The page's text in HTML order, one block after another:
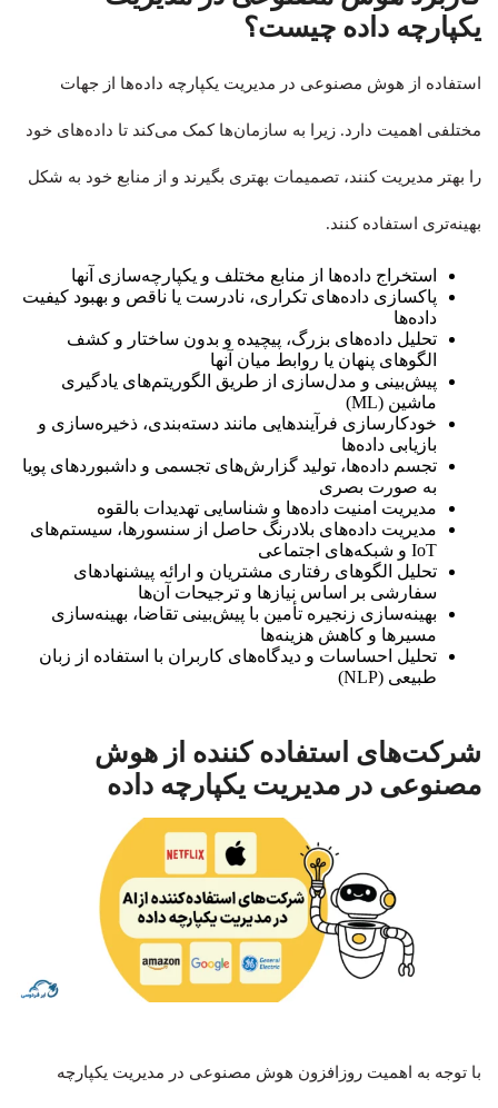
یکپارچه داده چیست؟
استفاده از هوش مصنوعی در مدیریت یکپارچه داده‌ها از جهات
مختلفی اهمیت دارد. زیرا به سازمان‌ها کمک می‌کند تا داده‌های خود
را بهتر مدیریت کنند، تصمیمات بهتری بگیرند و از منابع خود به شکل
بهینه‌تری استفاده کنند.
استخراج داده‌ها از منابع مختلف و یکپارچه‌سازی آنها
پاکسازی داده‌های تکراری، نادرست یا ناقص و بهبود کیفیت
داده‌ها
تحلیل داده‌های بزرگ، پیچیده و بدون ساختار و کشف
الگوهای پنهان یا روابط میان آنها
پیش‌بینی و مدل‌سازی از طریق الگوریتم‌های یادگیری
ماشین (ML)
خودکارسازی فرآیندهایی مانند دسته‌بندی، ذخیره‌سازی و
بازیابی داده‌ها
تجسم داده‌ها، تولید گزارش‌های تجسمی و داشبوردهای پویا
به صورت بصری
مدیریت امنیت داده‌ها و شناسایی تهدیدات بالقوه
مدیریت داده‌های بلادرنگ حاصل از سنسورها، سیستم‌های
IoT و شبکه‌های اجتماعی
تحلیل الگوهای رفتاری مشتریان و ارائه پیشنهادهای
سفارشی بر اساس نیازها و ترجیحات آن‌ها
بهینه‌سازی زنجیره تأمین با پیش‌بینی تقاضا، بهینه‌سازی
مسیرها و کاهش هزینه‌ها
تحلیل احساسات و دیدگاه‌های کاربران با استفاده از زبان
طبیعی (NLP)
شرکت‌های استفاده کننده از هوش
مصنوعی در مدیریت یکپارچه داده
با توجه به اهمیت روزافزون هوش مصنوعی در مدیریت یکپارچه